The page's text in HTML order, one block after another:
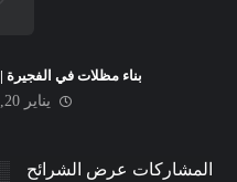
بناء مظلات في الفجيرة |0506691641| تركيب سواتر
يناير 20, 2025
المشاركات عرض الشرائح